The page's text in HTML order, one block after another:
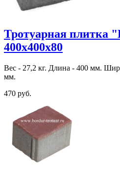
Тротуарная плитка
400х400х80
Вес - 27,2 кг. Длина - 400 мм.
мм.
470 руб.